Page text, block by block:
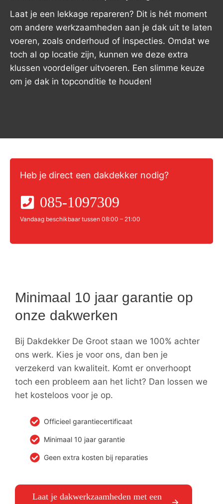
Laat je een lekkage repareren? Dit is hét moment
om andere werkzaamheden aan je dak uit te laten
voeren, zoals onderhoud of inspecties. Omdat we
toch al op locatie zijn, kunnen we deze extra
klussen voordeliger uitvoeren. Een slimme keuze
om je dak in topconditie te houden!
Heb je direct een dakdekker nodig?
085-1097309
Vandaag beschikbaar tussen 08:00 – 21:00
Minimaal 10 jaar garantie op
onze dakwerken
Bij Dakdekker De Groot staan we 100% achter
ons werk. Kies je voor ons, dan ben je
verzekerd van kwaliteit. Komt er onverhoopt
toch een probleem aan het licht? Dan lossen we
het kosteloos voor je op.
Officieel garantiecertificaat
Minimaal 10 jaar garantie
Geen extra kosten bij reparaties
Laat je dakwerkzaamheden met een